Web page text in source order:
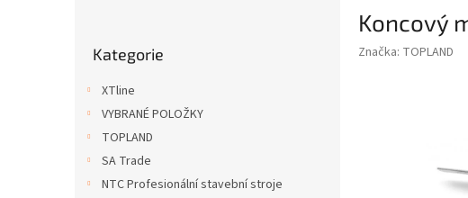
kategorie
Kategorie
XTline
VYBRANÉ POLOŽKY
TOPLAND
SA Trade
NTC Profesionální stavební stroje
Koncový
Značka: TOPLAND